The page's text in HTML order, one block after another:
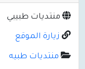
منتديات طبيبي
زيارة الموقع
منتديات طبيه